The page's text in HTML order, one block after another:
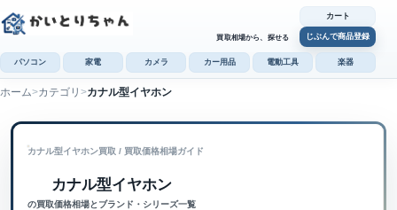
買取相場から、探せる
カート
じぶんで商品登録
パソコン 家電 カメラ カー用品 電動工具 楽器
ホーム カテゴリ カナル型イヤホン
カナル型イヤホン買取 / 買取価格相場ガイド
カナル型イヤホン
の買取価格相場とブランド・シリーズ一覧
カナル型イヤホン内で検索